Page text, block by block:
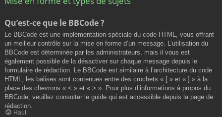
Qu’est-ce que le BBCode ?
Le BBCode est une implémentation spéciale du code HTML, vous offrant
un meilleur contrôle sur la mise en forme d’un message. L’utilisation du
BBCode est déterminée par les administrateurs, mais il vous est
également possible de la désactiver sur chaque message depuis le
formulaire de rédaction. Le BBCode est similaire à l’architecture du code
HTML, les balises sont contenues entre des crochets « [ » et « ] » à la
place des chevrons « < » et « > ». Pour plus d’informations à propos du
BBCode, veuillez consulter le guide qui est accessible depuis la page de
rédaction.
Haut